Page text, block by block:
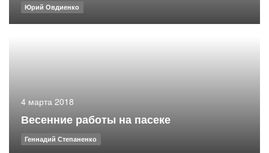
Юрий Овдиенко
4 марта 2018
Весенние работы на пасеке
Геннадий Степаненко